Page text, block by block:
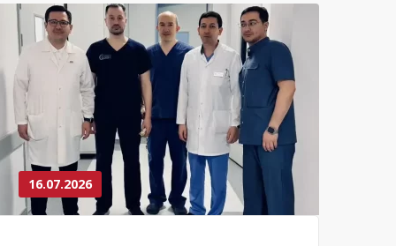
16.07.2026